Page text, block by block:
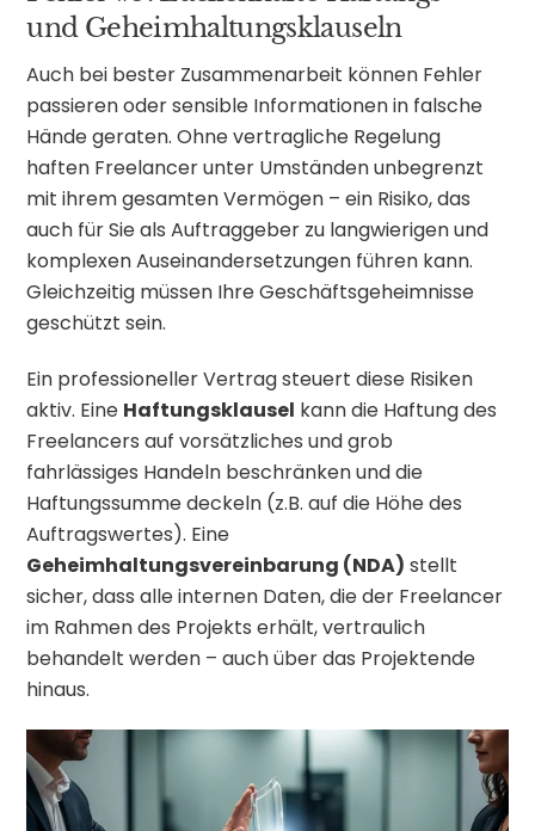
und Geheimhaltungsklauseln
Auch bei bester Zusammenarbeit können Fehler
passieren oder sensible Informationen in falsche
Hände geraten. Ohne vertragliche Regelung
haften Freelancer unter Umständen unbegrenzt
mit ihrem gesamten Vermögen – ein Risiko, das
auch für Sie als Auftraggeber zu langwierigen und
komplexen Auseinandersetzungen führen kann.
Gleichzeitig müssen Ihre Geschäftsgeheimnisse
geschützt sein.
Ein professioneller Vertrag steuert diese Risiken
aktiv. Eine Haftungsklausel kann die Haftung des
Freelancers auf vorsätzliches und grob
fahrlässiges Handeln beschränken und die
Haftungssumme deckeln (z.B. auf die Höhe des
Auftragswertes). Eine
Geheimhaltungsvereinbarung (NDA) stellt
sicher, dass alle internen Daten, die der Freelancer
im Rahmen des Projekts erhält, vertraulich
behandelt werden – auch über das Projektende
hinaus.